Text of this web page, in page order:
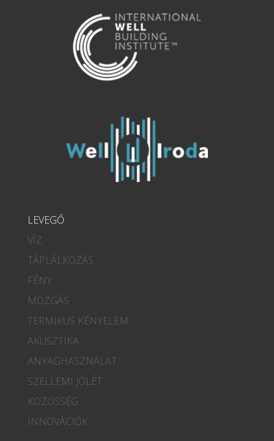
LEVEGŐ
VÍZ
TÁPLÁLKOZÁS
FÉNY
MOZGÁS
TERMIKUS KÉNYELEM
AKUSZTIKA
ANYAGHASZNÁLAT
SZELLEMI JÓLÉT
KÖZÖSSÉG
INNOVÁCIÓK